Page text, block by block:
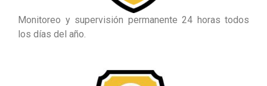
Monitoreo y supervisión permanente 24 horas todos
los días del año.